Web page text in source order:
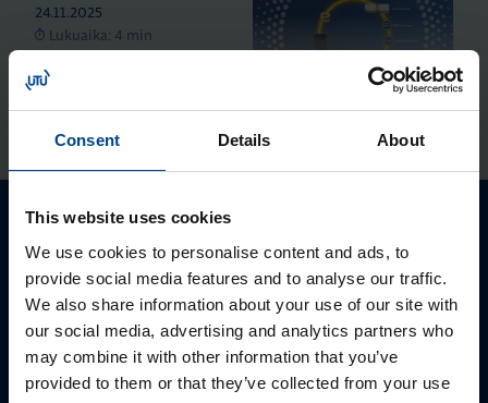
Consent Details About
This website uses cookies
We use cookies to personalise content and ads, to
provide social media features and to analyse our traffic.
We also share information about your use of our site with
our social media, advertising and analytics partners who
may combine it with other information that you’ve
provided to them or that they’ve collected from your use
24.11.2025
Lukuaika: 4 min
Domovea – älykodin
Lukuaika: 3 min
Matter – uusi
älykotistandardi
KATSO KAIKKI ARTIKKELIT
Autamme mielellämme, jotta löydämme sinulle
parhaan ratkaisun. Otathan yhteyttä puhelimitse,
sähköpostitse tai verkkolomakkeen kautta.